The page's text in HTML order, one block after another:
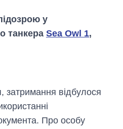
у
танкера Sea Owl 1,
затримання відбулося
Про особу